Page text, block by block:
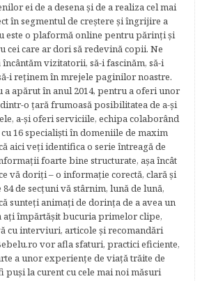
ei de a desena şi de a realiza cel mai
în segmentul de creştere şi îngrijire a
este o plaformă online pentru părinţi şi
cei care ar dori să redevină copii. Ne
vizitatorii, să-i fascinăm, să-i
i reţinem în mrejele paginilor noastre.​
a apărut în anul 2014, pentru a oferi unor
o ţară frumoasă posibilitatea de a-şi
a-şi oferi serviciile, echipa colaborând
16 specialişti în domeniile de maxim
aici veţi identifica o serie întreagă de
foarte bine structurate, aşa încât
vă doriţi – o informaţie corectă, clară şi
de secțuni vă stârnim, lună de lună,
sunteţi animaţi de dorinţa de a avea un
aţi împărtăşit bucuria primelor clipe,
cu interviuri, articole şi recomandări
vor afla sfaturi, practici eficiente,
a unor experienţe de viaţă trăite de
puşi la curent cu cele mai noi măsuri